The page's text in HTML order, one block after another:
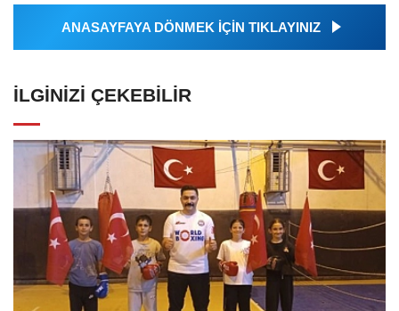
ANASAYFAYA DÖNMEK İÇİN TIKLAYINIZ
İLGINIZI ÇEKEBILIR